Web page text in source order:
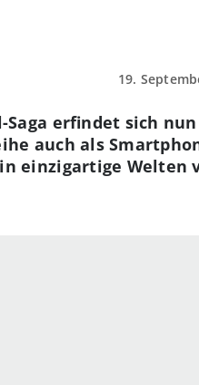
19.
erfindet sich
auch als
einzigartige Welten